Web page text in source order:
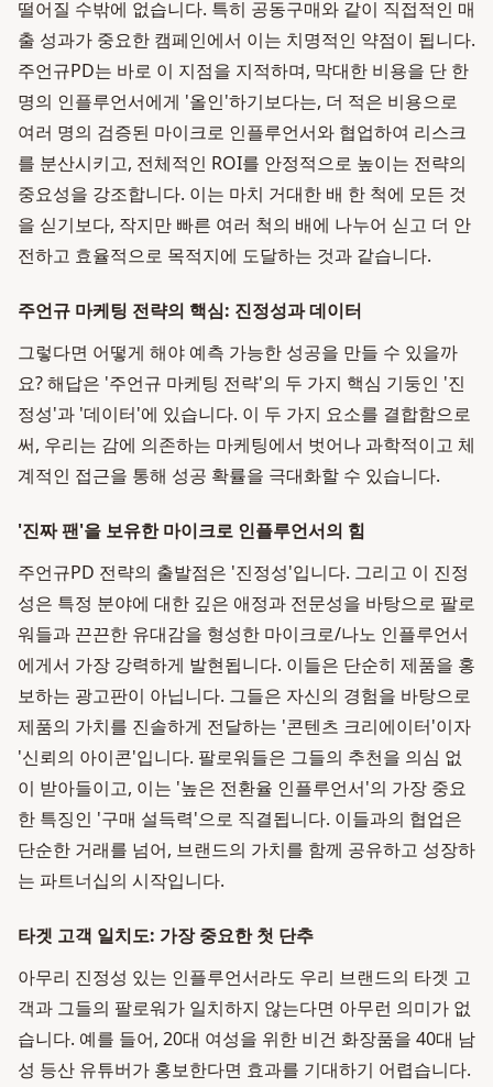
떨어질 수밖에 없습니다. 특히 공동구매와 같이 직접적인 매
출 성과가 중요한 캠페인에서 이는 치명적인 약점이 됩니다.
주언규PD는 바로 이 지점을 지적하며, 막대한 비용을 단 한
명의 인플루언서에게 '올인'하기보다는, 더 적은 비용으로
여러 명의 검증된 마이크로 인플루언서와 협업하여 리스크
를 분산시키고, 전체적인 ROI를 안정적으로 높이는 전략의
중요성을 강조합니다. 이는 마치 거대한 배 한 척에 모든 것
을 싣기보다, 작지만 빠른 여러 척의 배에 나누어 싣고 더 안
전하고 효율적으로 목적지에 도달하는 것과 같습니다.
주언규 마케팅 전략의 핵심: 진정성과 데이터
그렇다면 어떻게 해야 예측 가능한 성공을 만들 수 있을까
요? 해답은 '주언규 마케팅 전략'의 두 가지 핵심 기둥인 '진
정성'과 '데이터'에 있습니다. 이 두 가지 요소를 결합함으로
써, 우리는 감에 의존하는 마케팅에서 벗어나 과학적이고 체
계적인 접근을 통해 성공 확률을 극대화할 수 있습니다.
'진짜 팬'을 보유한 마이크로 인플루언서의 힘
주언규PD 전략의 출발점은 '진정성'입니다. 그리고 이 진정
성은 특정 분야에 대한 깊은 애정과 전문성을 바탕으로 팔로
워들과 끈끈한 유대감을 형성한 마이크로/나노 인플루언서
에게서 가장 강력하게 발현됩니다. 이들은 단순히 제품을 홍
보하는 광고판이 아닙니다. 그들은 자신의 경험을 바탕으로
제품의 가치를 진솔하게 전달하는 '콘텐츠 크리에이터'이자
'신뢰의 아이콘'입니다. 팔로워들은 그들의 추천을 의심 없
이 받아들이고, 이는 '높은 전환율 인플루언서'의 가장 중요
한 특징인 '구매 설득력'으로 직결됩니다. 이들과의 협업은
단순한 거래를 넘어, 브랜드의 가치를 함께 공유하고 성장하
는 파트너십의 시작입니다.
타겟 고객 일치도: 가장 중요한 첫 단추
아무리 진정성 있는 인플루언서라도 우리 브랜드의 타겟 고
객과 그들의 팔로워가 일치하지 않는다면 아무런 의미가 없
습니다. 예를 들어, 20대 여성을 위한 비건 화장품을 40대 남
성 등산 유튜버가 홍보한다면 효과를 기대하기 어렵습니다.